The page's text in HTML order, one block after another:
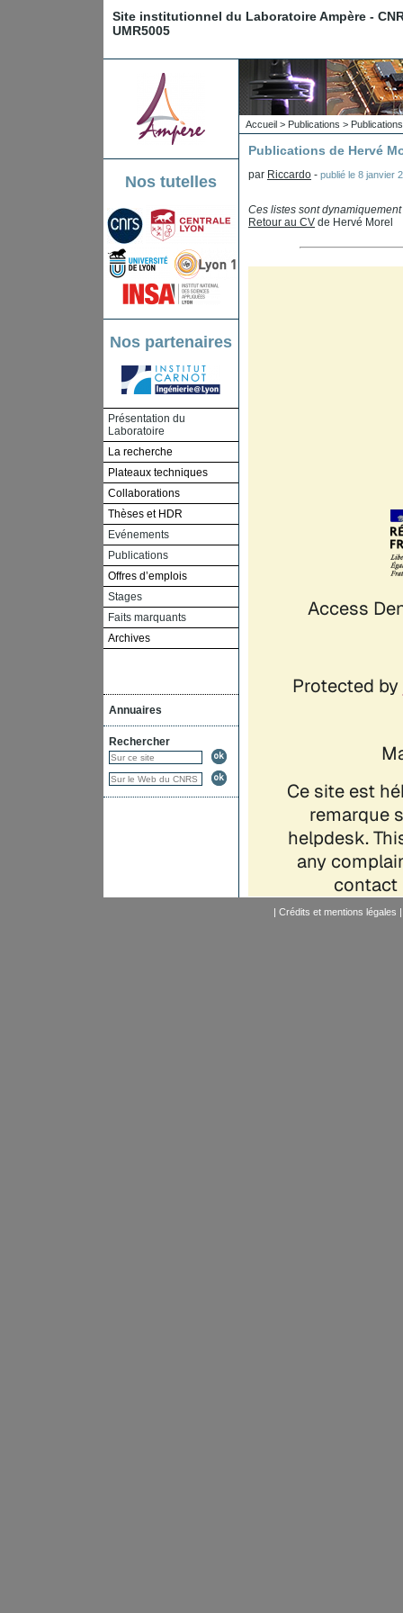
Site institutionnel du Laboratoire Ampère -
UMR5005
Nos tutelles
Nos partenaires
Présentation du
Laboratoire
La recherche
Plateaux techniques
Collaborations
Thèses et HDR
Evénements
Publications
Offres d’emplois
Stages
Faits marquants
Archives
Annuaires
Rechercher
Accueil > Publications >
Publications de Hervé
par Riccardo - publié le 8 janvier
Ces listes sont
Retour au CV de Hervé Morel
| Crédits et mentions légales